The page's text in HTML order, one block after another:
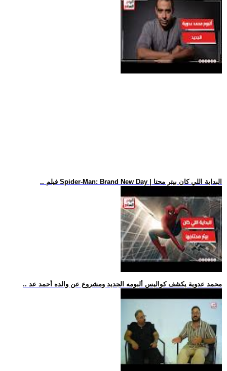
.. فيلم Spider-Man: Brand New Day | البداية اللي كان بيتر محتا
.. محمد عدوية يكشف كواليس ألبومه الجديد ومشروع عن والده أحمد عد